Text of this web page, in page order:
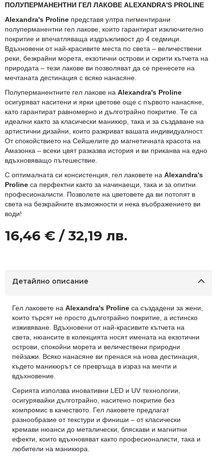
ПОЛУПЕРМАНЕНТНИ ГЕЛ ЛАКОВЕ ALEXANDRA'S PROLINE
Alexandra's Proline представя ултра пигментирани
полуперманентни гел лакове, които гарантират изключително
покритие и впечатляваща издръжливост до 4 седмици.
Вдъхновени от най-красивите места по света – величествени
реки, безкрайни морета, екзотични острови и скрити кътчета на
природата – тези лакове ви позволяват да се пренесете на
мечтаната дестинация с всяко нанасяне.
Полуперманентните гел лакове на Alexandra's Proline
осигуряват наситени и ярки цветове още с първото нанасяне,
като гарантират равномерно и дълготрайно покритие. Те са
идеални както за класически маникюр, така и за създаване на
артистични дизайни, които разкриват вашата индивидуалност.
От спокойствието на Сейшелите до магнетичната красота на
Амазонка – всеки цвят разказва история и ви приканва на едно
вдъхновяващо пътешествие.
С оптималната си консистенция, гел лаковете на Alexandra's
Proline са перфектни както за начинаещи, така и за опитни
професионалисти. Позволете на цветовете да ви потопят в
света на безкрайните възможности и нека въображението ви
води!
16,46 € / 32,19 лв.
Детайлно описание
Гел лаковете на Alexandra's Proline са създадени за жени,
които търсят не просто дълготрайно покритие, а истинско
изживяване. Вдъхновени от най-красивите кътчета на
света, нюансите в колекцията носят имената на екзотични
острови, спокойни морета и величествени природни
пейзажи. Всяко нанасяне ви пренася на нова дестинация,
където маникюрът се превръща в израз на мечти и
вдъхновение.
Серията използва иновативни LED и UV технологии,
осигурявайки дълготрайно, наситено покритие без
компромис в качеството. Гел лаковете предлагат
разнообразие от текстури и финиши – от класически
кремави нюанси до металически, бляскави и магнитни
ефекти, които вдъхновяват както професионалисти, така и
любители на маникюра.